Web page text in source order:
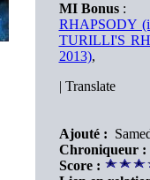
MI Bonus:
RHAPSODY
TURILLI'S
2013),
| Translate
Ajouté :
Chroniqueur :
Score :